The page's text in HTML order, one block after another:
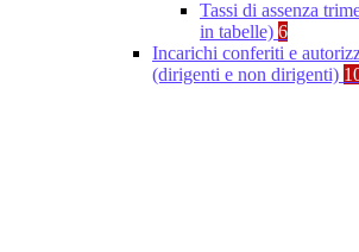
Tassi di assenza
in tabelle) 6
Incarichi conferiti e
(dirigenti e non dirigenti)